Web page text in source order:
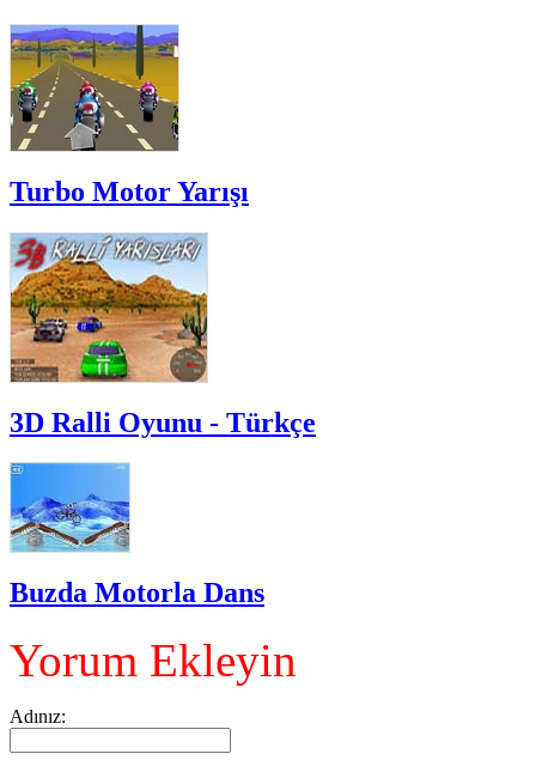
Turbo Motor Yarışı
3D Ralli Oyunu - Türkçe
Buzda Motorla Dans
Yorum Ekleyin
Adınız: